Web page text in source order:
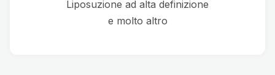
Liposuzione ad alta definizione
e molto altro